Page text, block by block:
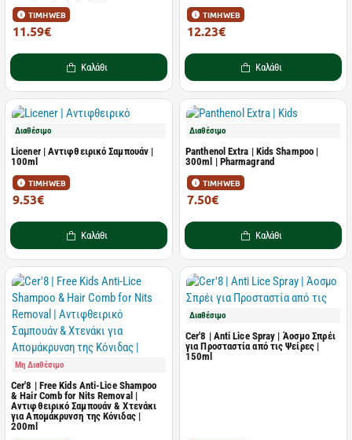
ΤΙΜΗ WEB
11.59€
Καλάθι
ΤΙΜΗ WEB
12.23€
Καλάθι
Διαθέσιμο
Licener | Αντιφθειρικό Σαμπουάν |
100ml
ΤΙΜΗ WEB
9.53€
Καλάθι
Διαθέσιμο
Panthenol Extra | Kids Shampoo |
300ml | Pharmagrand
ΤΙΜΗ WEB
7.50€
Καλάθι
Μη Διαθέσιμο
Cer'8 | Free Kids Anti-Lice Shampoo
& Hair Comb for Nits Removal |
Αντιφθειρικό Σαμπουάν & Χτενάκι
για Απομάκρυνση της Κόνιδας |
200ml
Διαθέσιμο
Cer'8 | Anti Lice Spray | Άοσμο Σπρέι
για Προσταστία από τις Ψείρες |
150ml